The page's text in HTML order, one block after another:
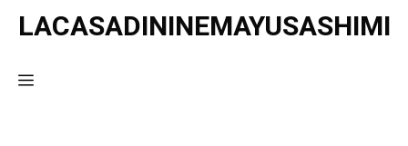
Saltar
contenido
LACASADININEMAYUSASHIMI
Menú